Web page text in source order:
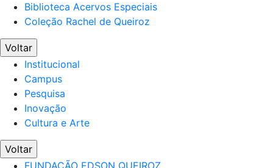
Biblioteca Acervos Especiais
Coleção Rachel de Queiroz
Voltar
Institucional
Campus
Pesquisa
Inovação
Cultura e Arte
Voltar